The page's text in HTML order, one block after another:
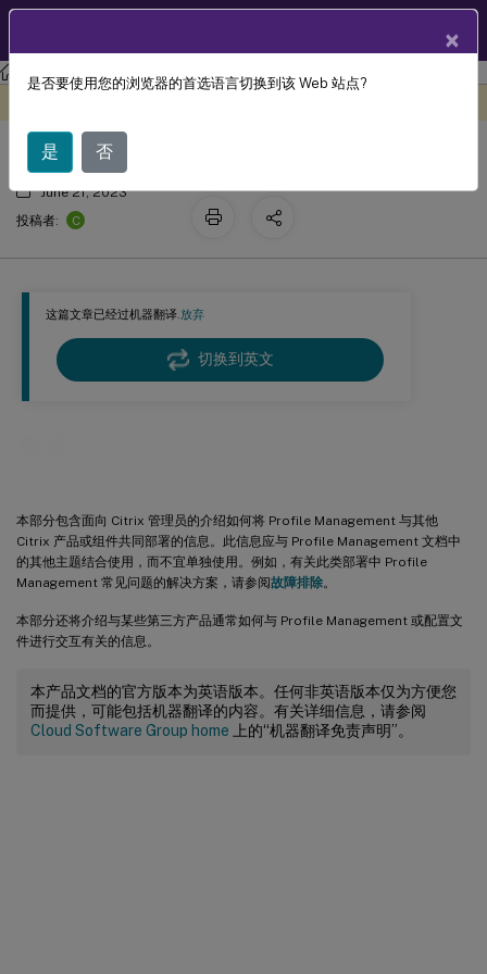
Profile Management Profile Management 2303
这篇文章已经过机器翻译.放弃
切换到英文
本部分包含面向 Citrix 管理员的介绍如何将 Profile Management 与其他
Citrix 产品或组件共同部署的信息。此信息应与 Profile Management 文档中
的其他主题结合使用，而不宜单独使用。例如，有关此类部署中 Profile
Management 常见问题的解决方案，请参阅故障排除。
本部分还将介绍与某些第三方产品通常如何与 Profile Management 或配置文
件进行交互有关的信息。
本产品文档的官方版本为英语版本。任何非英语版本仅为方便您
而提供，可能包括机器翻译的内容。有关详细信息，请参阅
Cloud Software Group home 上的“机器翻译免责声明”。
集成
June 21, 2023
投稿者:
C
×
是否要使用您的浏览器的首选语言切换到该 Web 站点?
是 否